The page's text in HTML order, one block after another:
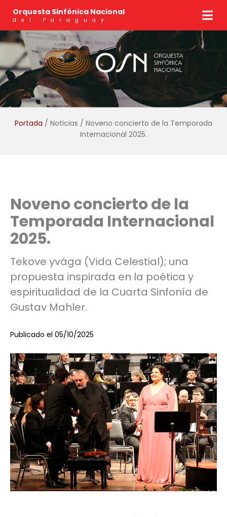
Orquesta Sinfónica Nacional
del Paraguay
Portada / Noticias / Noveno concierto de la Temporada
Internacional 2025.
Noveno concierto de la
Temporada Internacional
2025.
Tekove yvága (Vida Celestial); una
propuesta inspirada en la poética y
espiritualidad de la Cuarta Sinfonía de
Gustav Mahler.
Publicado el 05/10/2025